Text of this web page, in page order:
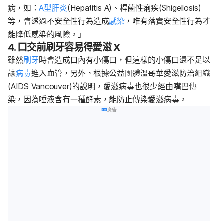
病，如： A型肝炎(Hepatitis A)、桿菌性痢疾(Shigellosis)
等，會透過不安全性行為造成感染 ，唯有落實安全性行為才
能降低感染的風險。」
4. 口交前刷牙容易得愛滋 X
雖然刷牙時會造成口內有小傷口，但這樣的小傷口還不足以
讓病毒進入血管，另外，根據公益團體溫哥華愛滋防治組織
(AIDS Vancouver)的說明，愛滋病毒也很少經由嘴巴傳
染，因為唾液含有一種酵素，能防止傳染愛滋病毒。
廣告